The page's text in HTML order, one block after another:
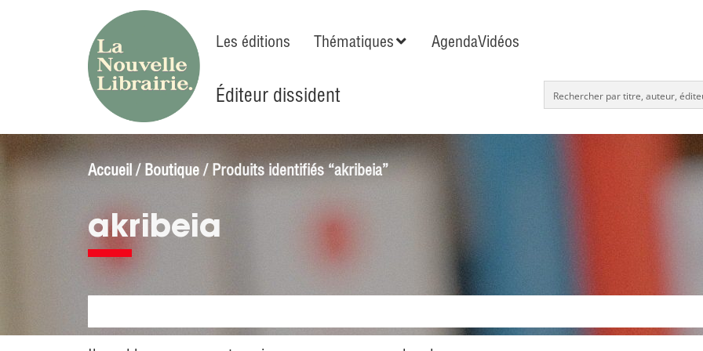
Les éditions Thématiques AgendaVidéos
Éditeur dissident
Accueil / Boutique / Produits identifiés “akribeia”
akribeia